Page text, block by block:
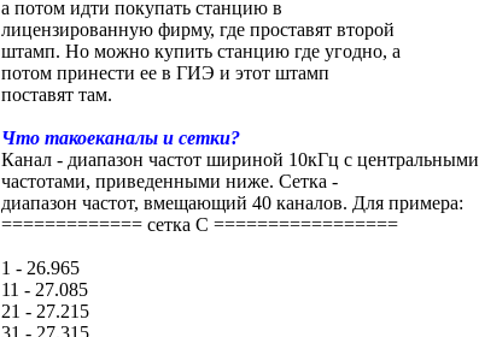
а потом идти покупать станцию в
лицензированную фирму, где проставят второй
штамп. Но можно купить станцию где угодно, а
потом принести ее в ГИЭ и этот штамп
поставят там.
Что такоеканалы и сетки?
Канал - диапазон частот шириной 10кГц с центральными
частотами, приведенными ниже. Сетка -
диапазон частот, вмещающий 40 каналов. Для примера:
============= сетка С =================
1 - 26.965
11 - 27.085
21 - 27.215
31 - 27.315